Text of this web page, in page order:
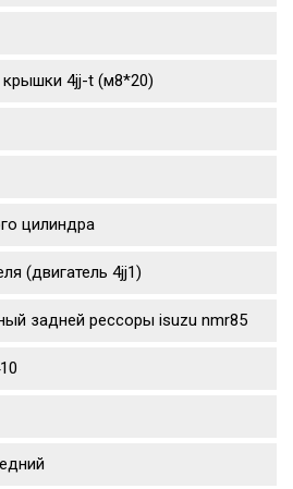
крышки 4jj-t (м8*20)
цилиндра
(двигатель 4jj1)
задней рессоры isuzu nmr85